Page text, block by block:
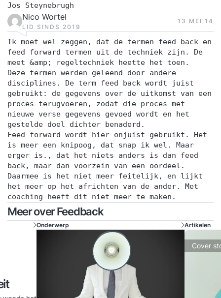
Jos Steynebrugh
Nico Wortel
LID SINDS 2019
13 MEI‘14
Ik moet wel zeggen, dat de termen feed back en
feed forward termen uit de techniek zijn. De
meet &amp; regeltechniek heette het toen.
Deze termen werden geleend door andere
disciplines. De term feed back wordt juist
gebruikt: de gegevens over de uitkomst van een
proces terugvoeren, zodat die proces met
nieuwe verse gegevens gevoed wordt en het
gestelde doel dichter benaderd.
Feed forward wordt hier onjuist gebruikt. Het
is meer een knipoog, dat snap ik wel. Maar
erger is., dat het niets anders is dan feed
back, maar dan voorzein van een oordeel.
Daarmee is het niet meer feitelijk, en lijkt
het meer op het africhten van de ander. Met
coaching heeft dit niet meer te maken.
Meer over Feedback
Onderwerp Artikelen
Cover